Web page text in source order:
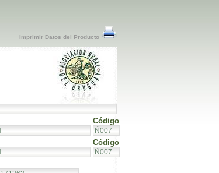
Imprimir Datos del Producto
Código
Código